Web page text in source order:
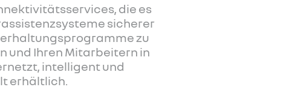
die es
sicherer
zu
und Ihren Mitarbeitern in
intelligent und
erhältlich.